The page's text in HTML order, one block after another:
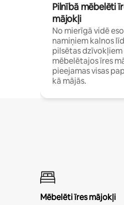
Pilnībā mēbelēti
mājokļi
No mierīgā vidē
namiņiem kalnos
pilsētas dzīvokļiem
mēbelētajos īres
pieejamas visas
kā mājās.
Mēbelēti īres mājokļi